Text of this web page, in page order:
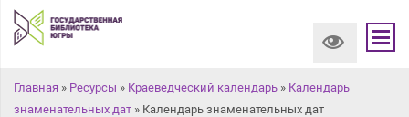
Вы здесь
Главная » Ресурсы » Краеведческий календарь » Календарь
знаменательных дат » Календарь знаменательных дат